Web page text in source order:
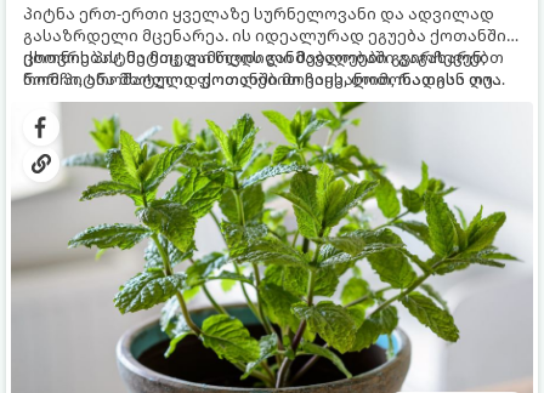
პიტნა ერთ-ერთი ყველაზე სურნელოვანი და ადვილად
გასაზრდელი მცენარეა. ის იდეალურად ეგუება ქოთანში
ცხოვრებას, მეტიც, გამოცდილი მებაღეები გვირჩევენ,
რომ პიტნა მხოლოდ ქოთანში მოვიყვანოთ, რადგან ღია
გრუნტში (ბაღში) დარგვისას ის ფესვებით ძალიან
სწრაფად ვრცელდება და სხვა მცენარეებს ავიწროებს.
ქოთნის პიტნა მთელი წლის განმავლობაში გაგახარებთ
ნორჩი, არომატული ფოთლებით ჩაის, ლიმონათისა თუ
კერძებისთვის.